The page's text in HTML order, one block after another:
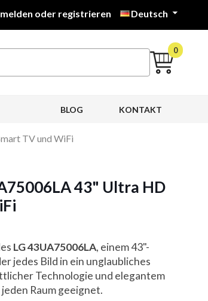
oder registrieren Deutsch 
0
KONTAKT
BLOG
TV und WiFi
43" Ultra HD
LG 43UA75006LA, einem 43"-
jedes Bild in ein unglaubliches
Technologie und elegantem
Raum geeignet.